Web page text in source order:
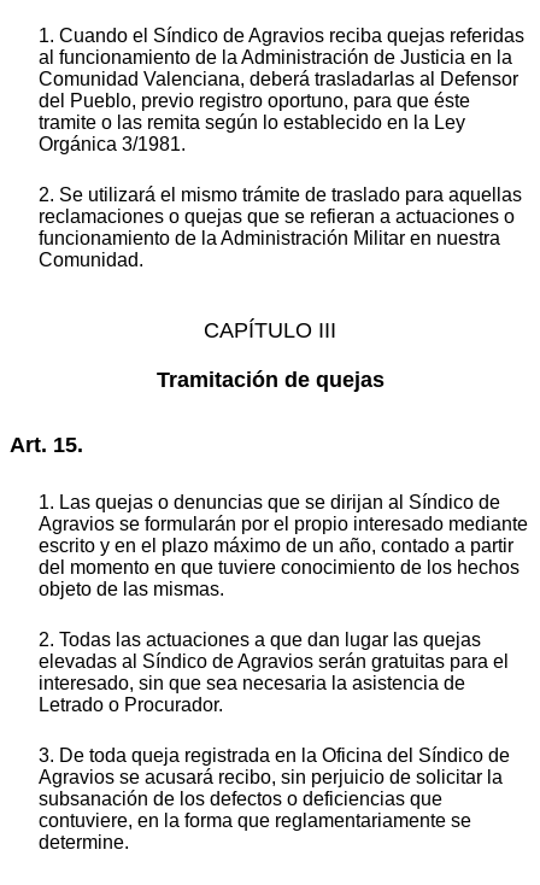
1. Cuando el Síndico de Agravios reciba quejas referidas
al funcionamiento de la Administración de Justicia en la
Comunidad Valenciana, deberá trasladarlas al Defensor
del Pueblo, previo registro oportuno, para que éste
tramite o las remita según lo establecido en la Ley
Orgánica 3/1981.
2. Se utilizará el mismo trámite de traslado para aquellas
reclamaciones o quejas que se refieran a actuaciones o
funcionamiento de la Administración Militar en nuestra
Comunidad.
CAPÍTULO III
Tramitación de quejas
Art. 15.
1. Las quejas o denuncias que se dirijan al Síndico de
Agravios se formularán por el propio interesado mediante
escrito y en el plazo máximo de un año, contado a partir
del momento en que tuviere conocimiento de los hechos
objeto de las mismas.
2. Todas las actuaciones a que dan lugar las quejas
elevadas al Síndico de Agravios serán gratuitas para el
interesado, sin que sea necesaria la asistencia de
Letrado o Procurador.
3. De toda queja registrada en la Oficina del Síndico de
Agravios se acusará recibo, sin perjuicio de solicitar la
subsanación de los defectos o deficiencias que
contuviere, en la forma que reglamentariamente se
determine.